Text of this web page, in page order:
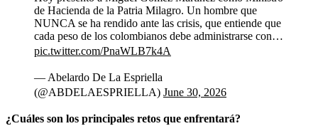
de Hacienda de la Patria Milagro. Un hombre que
NUNCA se ha rendido ante las crisis, que entiende que
cada peso de los colombianos debe administrarse con…
pic.twitter.com/PnaWLB7k4A
— Abelardo De La Espriella
(@ABDELAESPRIELLA) June 30, 2026
¿Cuáles son los principales retos que enfrentará?